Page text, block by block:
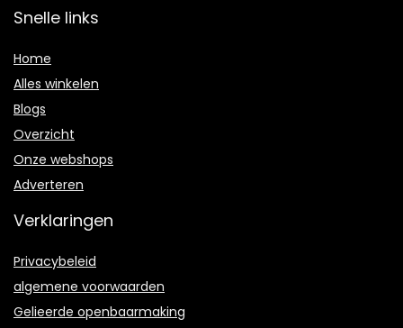
Snelle links
Home
Alles winkelen
Blogs
Overzicht
Onze webshops
Adverteren
Verklaringen
Privacybeleid
algemene voorwaarden
Gelieerde openbaarmaking